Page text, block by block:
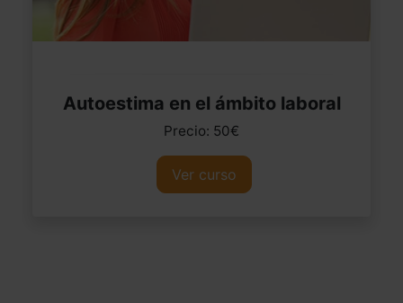
Autoestima en el ámbito laboral
Precio: 50€
Ver curso